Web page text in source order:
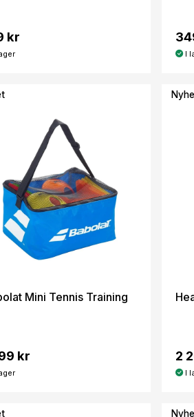
kr
I
Mini Tennis Training
kr 2
I